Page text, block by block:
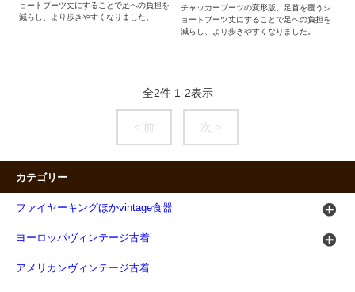
ョートブーツ丈にすることで足への負担を
減らし、より歩きやすくなりました。
チャッカーブーツの変形版、足首を覆うシ
ョートブーツ丈にすることで足への負担を
減らし、より歩きやすくなりました。
全2件 1-2表示
< 前 次 >
カテゴリー
ファイヤーキングほかvintage食器
ヨーロッパヴィンテージ古着
アメリカンヴィンテージ古着